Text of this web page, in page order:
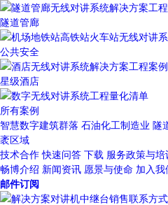
隧道管廊
公共安全
星级酒店
所有案例
智慧数字建筑群落 石油化工制造业 隧
袤区域
技术合作 快速问答 下载 服务政策与培
畅博介绍 新闻资讯 愿景与使命 加入我
邮件订阅